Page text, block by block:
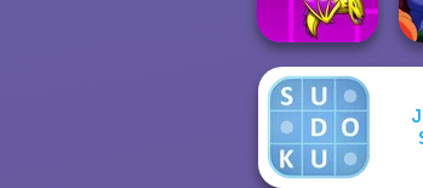
Geometry Dash:
FreezeNova
Game